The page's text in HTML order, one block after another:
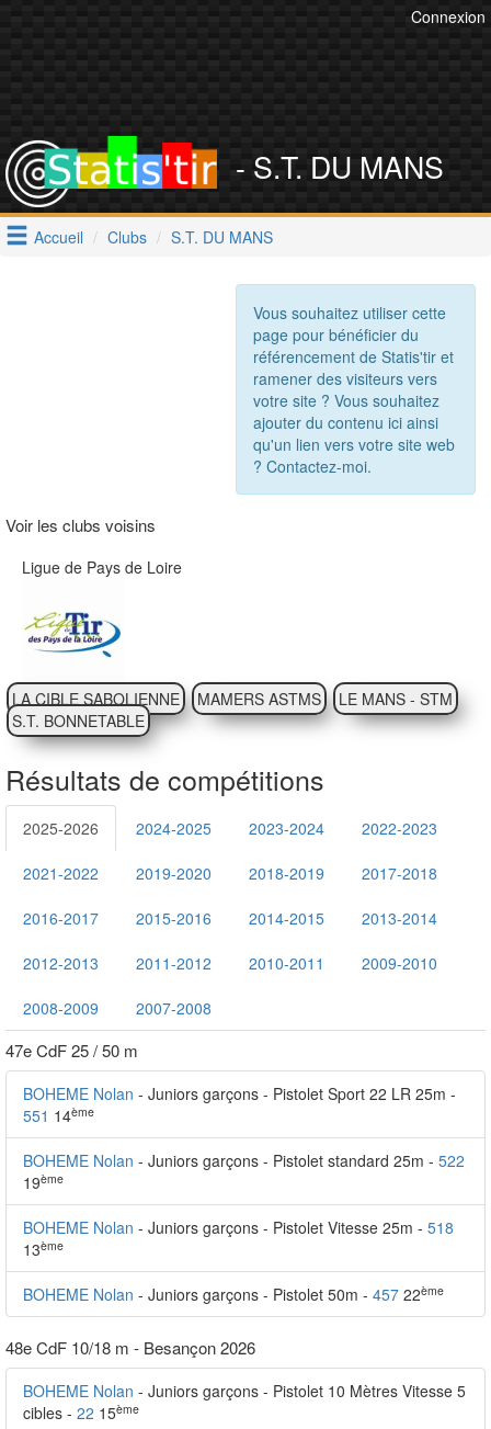
Connexion
- S.T. DU MANS
Accueil Clubs S.T. DU MANS
Vous souhaitez utiliser cette
page pour bénéficier du
référencement de Statis'tir et
ramener des visiteurs vers
votre site ? Vous souhaitez
ajouter du contenu ici ainsi
qu'un lien vers votre site web
? Contactez-moi.
Voir les clubs voisins
Ligue de Pays de Loire
LA CIBLE SABOLIENNE MAMERS ASTMS
LE MANS - STM
S.T. BONNETABLE
Résultats de compétitions
2025-2026 2024-2025 2023-2024 2022-2023
2021-2022 2019-2020 2018-2019 2017-2018
2016-2017 2015-2016 2014-2015 2013-2014
2012-2013 2011-2012 2010-2011 2009-2010
2008-2009 2007-2008
47e CdF 25 / 50 m
BOHEME Nolan - Juniors garçons - Pistolet Sport 22 LR 25m -
551 14ème
BOHEME Nolan - Juniors garçons - Pistolet standard 25m - 522
19ème
BOHEME Nolan - Juniors garçons - Pistolet Vitesse 25m - 518
13ème
BOHEME Nolan - Juniors garçons - Pistolet 50m - 457 22ème
48e CdF 10/18 m - Besançon 2026
BOHEME Nolan - Juniors garçons - Pistolet 10 Mètres Vitesse 5
cibles - 22 15ème